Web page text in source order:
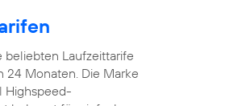
beliebten Laufzeittarife
24 Monaten. Die Marke
Highspeed-